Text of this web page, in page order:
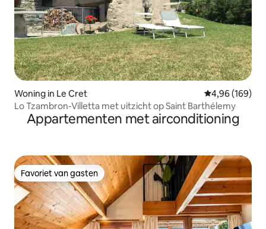
Woning in Le Cret Gemiddelde
4,96 (169)
Lo Tzambron-Villetta met uitzicht op Saint Barthélemy
Appartementen met airconditioning
Favoriet van gasten
Favoriet van gasten